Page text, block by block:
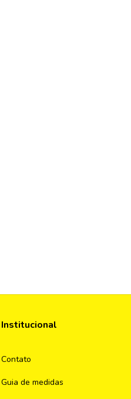
Institucional
Contato
Guia de medidas